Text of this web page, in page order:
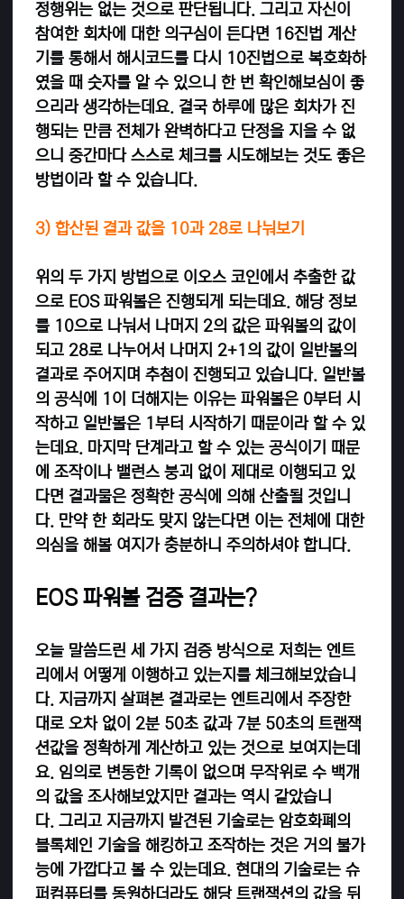
정행위는 없는 것으로 판단됩니다. 그리고 자신이
참여한 회차에 대한 의구심이 든다면 16진법 계산
기를 통해서 해시코드를 다시 10진법으로 복호화하
였을 때 숫자를 알 수 있으니 한 번 확인해보심이 좋
으리라 생각하는데요. 결국 하루에 많은 회차가 진
행되는 만큼 전체가 완벽하다고 단정을 지을 수 없
으니 중간마다 스스로 체크를 시도해보는 것도 좋은
방법이라 할 수 있습니다.
3) 합산된 결과 값을 10과 28로 나눠보기
위의 두 가지 방법으로 이오스 코인에서 추출한 값
으로 EOS 파워볼은 진행되게 되는데요. 해당 정보
를 10으로 나눠서 나머지 2의 값은 파워볼의 값이
되고 28로 나누어서 나머지 2+1의 값이 일반볼의
결과로 주어지며 추첨이 진행되고 있습니다. 일반볼
의 공식에 1이 더해지는 이유는 파워볼은 0부터 시
작하고 일반볼은 1부터 시작하기 때문이라 할 수 있
는데요. 마지막 단계라고 할 수 있는 공식이기 때문
에 조작이나 밸런스 붕괴 없이 제대로 이행되고 있
다면 결과물은 정확한 공식에 의해 산출될 것입니
다. 만약 한 회라도 맞지 않는다면 이는 전체에 대한
의심을 해볼 여지가 충분하니 주의하셔야 합니다.
EOS 파워볼 검증 결과는?
오늘 말씀드린 세 가지 검증 방식으로 저희는 엔트
리에서 어떻게 이행하고 있는지를 체크해보았습니
다. 지금까지 살펴본 결과로는 엔트리에서 주장한
대로 오차 없이 2분 50초 값과 7분 50초의 트랜잭
션값을 정확하게 계산하고 있는 것으로 보여지는데
요. 임의로 변동한 기록이 없으며 무작위로 수 백개
의 값을 조사해보았지만 결과는 역시 같았습니
다. 그리고 지금까지 발견된 기술로는 암호화폐의
블록체인 기술을 해킹하고 조작하는 것은 거의 불가
능에 가깝다고 볼 수 있는데요. 현대의 기술로는 슈
퍼컴퓨터를 동원하더라도 해당 트랜잭션의 값을 뒤